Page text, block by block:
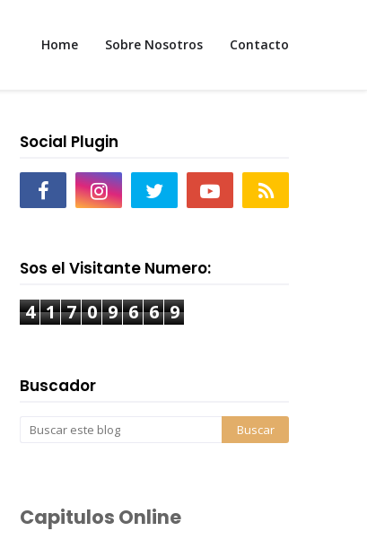
Home Sobre Nosotros Contacto
Social Plugin
Sos el Visitante Numero:
4 1 7 0 9 6 6 9
Buscador
Capitulos Online